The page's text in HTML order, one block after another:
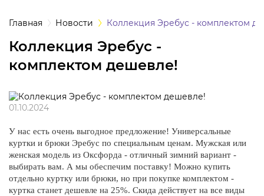
одежда
одежда
Главная Новости Коллекция Эребус - комплектом
Коллекция Эребус -
комплектом дешевле!
01.10.2024
У нас есть очень выгодное предложение! Универсальные
куртки и брюки Эребус по специальным ценам. Мужская или
женская модель из Оксфорда - отличный зимний вариант -
выбирать вам. А мы обеспечим поставку! Можно купить
отдельно куртку или брюки, но при покупке комплектом -
куртка станет дешевле на 25%. Скида действует на все виды